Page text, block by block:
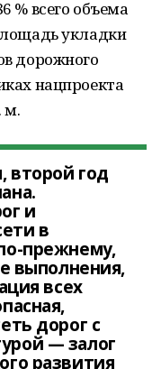
% всего объема
укладки
дорожного
нацпроекта
м.
год
и
в
прежнему,
выполнения,
всех
дорог с
— залог
развития